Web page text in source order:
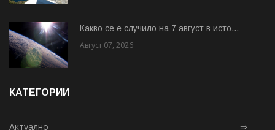
Какво се е случило на 7 август в исто...
Август 07, 2026
КАТЕГОРИИ
Актуално ⇒